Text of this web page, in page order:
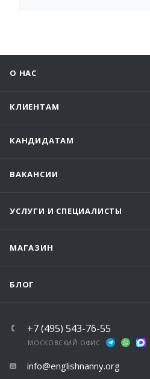
О НАС
КЛИЕНТАМ
КАНДИДАТАМ
ВАКАНСИИ
УСЛУГИ И СПЕЦИАЛИСТЫ
МАГАЗИН
БЛОГ
+7 (495) 543-76-55
МОСКОВСКИЙ ОФИС
info@englishnanny.org